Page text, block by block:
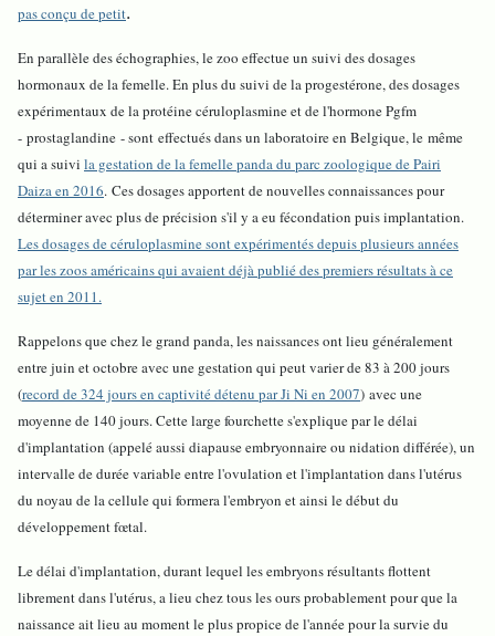
pas conçu de petit.
En parallèle des échographies, le zoo effectue un suivi des dosages
hormonaux de la femelle. En plus du suivi de la progestérone, des dosages
expérimentaux de la protéine céruloplasmine et de l'hormone Pgfm
- prostaglandine - sont effectués dans un laboratoire en Belgique, le même
qui a suivi la gestation de la femelle panda du parc zoologique de Pairi
Daiza en 2016. Ces dosages apportent de nouvelles connaissances pour
déterminer avec plus de précision s'il y a eu fécondation puis implantation.
Les dosages de céruloplasmine sont expérimentés depuis plusieurs années
par les zoos américains qui avaient déjà publié des premiers résultats à ce
sujet en 2011.
Rappelons que chez le grand panda, les naissances ont lieu généralement
entre juin et octobre avec une gestation qui peut varier de 83 à 200 jours
(record de 324 jours en captivité détenu par Ji Ni en 2007) avec une
moyenne de 140 jours. Cette large fourchette s'explique par le délai
d'implantation (appelé aussi diapause embryonnaire ou nidation différée), un
intervalle de durée variable entre l'ovulation et l'implantation dans l'utérus
du noyau de la cellule qui formera l'embryon et ainsi le début du
développement fœtal.
Le délai d'implantation, durant lequel les embryons résultants flottent
librement dans l'utérus, a lieu chez tous les ours probablement pour que la
naissance ait lieu au moment le plus propice de l'année pour la survie du